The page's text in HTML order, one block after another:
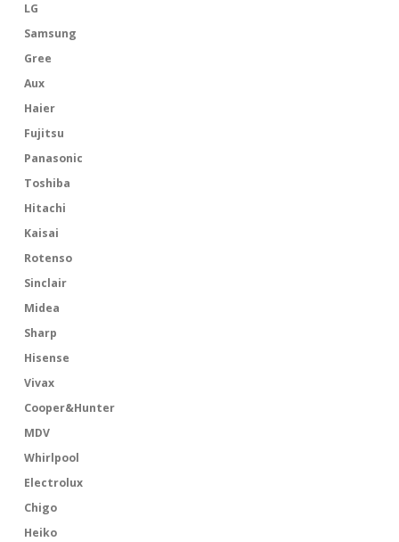
LG
Samsung
Gree
Aux
Haier
Fujitsu
Panasonic
Toshiba
Hitachi
Kaisai
Rotenso
Sinclair
Midea
Sharp
Hisense
Vivax
Cooper&Hunter
MDV
Whirlpool
Electrolux
Chigo
Heiko